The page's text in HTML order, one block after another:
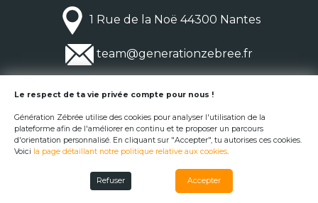
1 Rue de la Noë 44300 Nantes
team@generationzebree.fr
© Génération Zébrée 2026
Le respect de ta vie privée compte pour nous !
Génération Zébrée utilise des cookies pour analyser l'utilisation de la
plateforme afin de l'améliorer en continu et te proposer un parcours
d'orientation personnalisé. En cliquant sur "Accepter", tu autorises ces cookies.
Voici la page détaillant notre politique relative aux cookies.
Refuser Accepter